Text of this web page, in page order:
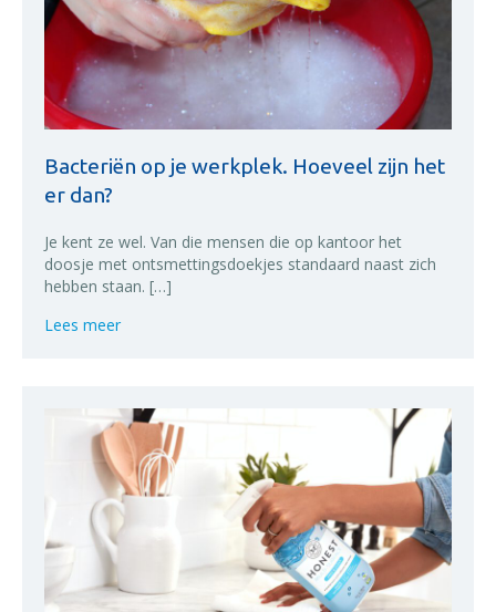
Bacteriën op je werkplek. Hoeveel zijn het
er dan?
Je kent ze wel. Van die mensen die op kantoor het
doosje met ontsmettingsdoekjes standaard naast zich
hebben staan. […]
Lees meerabout Bacteriën op je werkplek. Hoeveel zijn het er